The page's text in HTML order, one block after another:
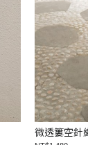
微透簍空針